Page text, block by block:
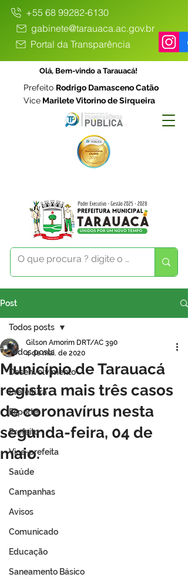
+55 68 99282-6130
gabinete@tarauaca.ac.gov.br
Portal da Transparência
Olá, Bem-vindo a Tarauacá!
Prefeito Rodrigo Damasceno Catão
Vice Marilete Vitorino de Sirqueira
Post
Todos posts
Desenvolvimento
Prefeitura
Esporte
Prefeito
Vice-prefeita
Saúde
Campanhas
Avisos
Comunicado
Educação
Saneamento Básico
Todos posts
Município de Tarauacá
registra mais três casos
de coronavírus nesta
segunda-feira, 04 de
maio.
Gilson Amorim DRT/AC 390
4 de mai. de 2020